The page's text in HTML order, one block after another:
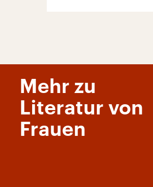
Mehr zu
Literatur von
Frauen